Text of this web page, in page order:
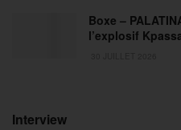
Boxe –
l’explosif
Interview